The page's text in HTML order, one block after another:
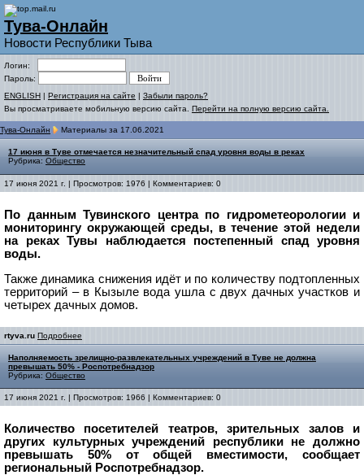
Тува-Онлайн
Новости Республики Тыва
Логин:
Пароль:
ENGLISH | Регистрация на сайте | Забыли пароль?
Вы просматриваете мобильную версию сайта. Перейти на полную версию сайта.
Тува-Онлайн Материалы за 17.06.2021
17 июня в Туве отмечается незначительный спад уровня воды в реках
Рубрика: Общество
17 июня 2021 г. | Просмотров: 1976 | Комментариев: 0
По данным Тувинского центра по гидрометеорологии и
мониторингу окружающей среды, в течение этой недели
на реках Тувы наблюдается постепенный спад уровня
воды.
Также динамика снижения идёт и по количеству подтопленных
территорий – в Кызыле вода ушла с двух дачных участков и
четырех дачных домов.
rtyva.ru Подробнее
Наполняемость зрелищно-развлекательных учреждений в Туве не должна
превышать 50% - Роспотребнадзор
Рубрика: Общество
17 июня 2021 г. | Просмотров: 1966 | Комментариев: 0
Количество посетителей театров, зрительных залов и
других культурных учреждений республики не должно
превышать 50% от общей вместимости, сообщает
региональный Роспотребнадзор.